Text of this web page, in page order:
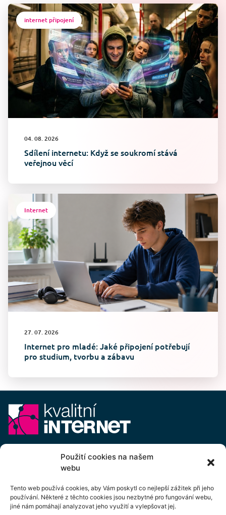
Použití cookies na našem
webu
Tento web používá cookies, aby Vám poskytl co nejlepší zážitek při jeho
používání. Některé z těchto cookies jsou nezbytné pro fungování webu,
jiné nám pomáhají analyzovat jeho využití a vylepšovat jej.
internet připojení
04. 08. 2026
Sdílení internetu: Když se soukromí stává
veřejnou věcí
Internet
27. 07. 2026
Internet pro mladé: Jaké připojení potřebují
pro studium, tvorbu a zábavu
info@kvalitni-internet.cz
pobočného spolku Kvalitní internet ICTP, z.s.
Cenový výměr pobočného spolku Kvalitní internet ICTP, z.s.
Přihlášení k odběru newsletteru